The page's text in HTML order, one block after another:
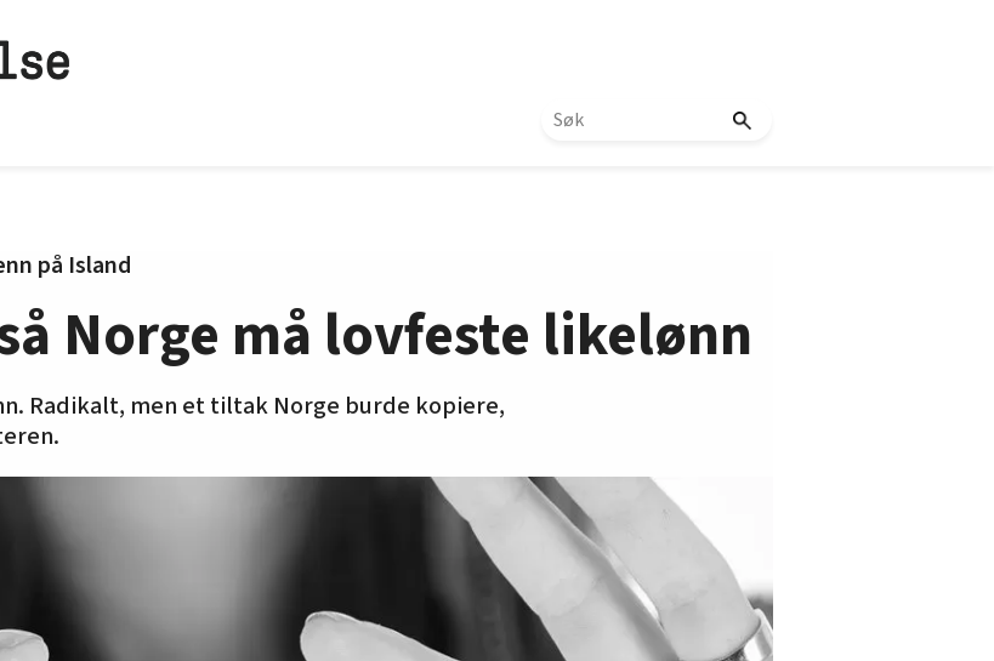
på Island
Norge må lovfeste likelønn
Radikalt, men et tiltak Norge burde kopiere,